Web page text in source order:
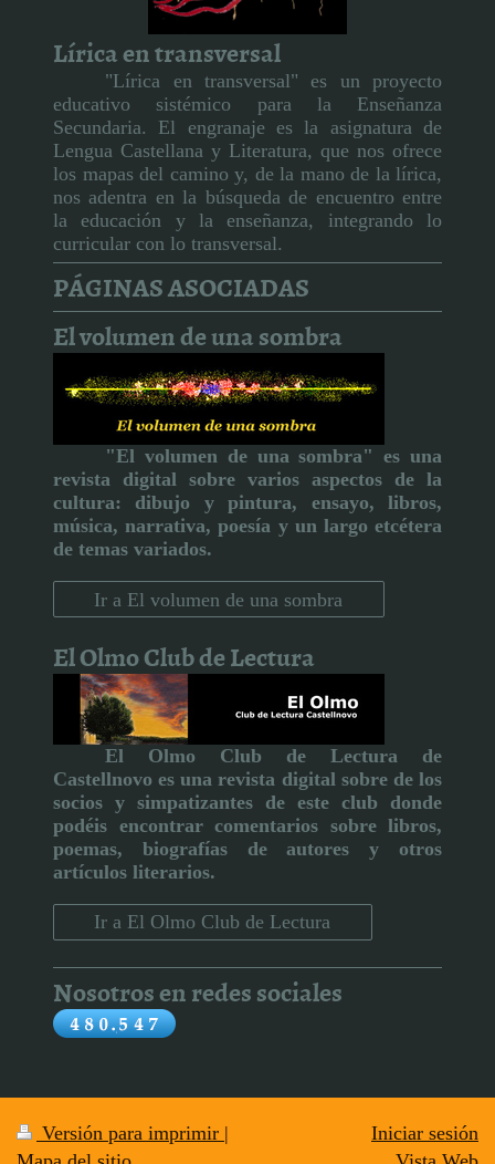
Lírica en transversal
"Lírica en transversal" es un proyecto
educativo sistémico para la Enseñanza
Secundaria. El engranaje es la asignatura de
Lengua Castellana y Literatura, que nos ofrece
los mapas del camino y, de la mano de la lírica,
nos adentra en la búsqueda de encuentro entre
la educación y la enseñanza, integrando lo
curricular con lo transversal.
PÁGINAS ASOCIADAS
El volumen de una sombra
"El volumen de una sombra" es una
revista digital sobre varios aspectos de la
cultura:
dibujo y pintura, ensayo, libros,
música, narrativa, poesía y un largo etcétera
de temas variados.
Ir a El volumen de una sombra
El Olmo Club de Lectura
El Olmo Club de Lectura de
Castellnovo es una revista digital sobre de los
socios y simpatizantes de este club donde
podéis encontrar comentarios sobre libros,
poemas, biografías de autores y otros
artículos literarios.
Ir a El Olmo Club de Lectura
Nosotros en redes sociales
Versión para imprimir |
Iniciar sesión